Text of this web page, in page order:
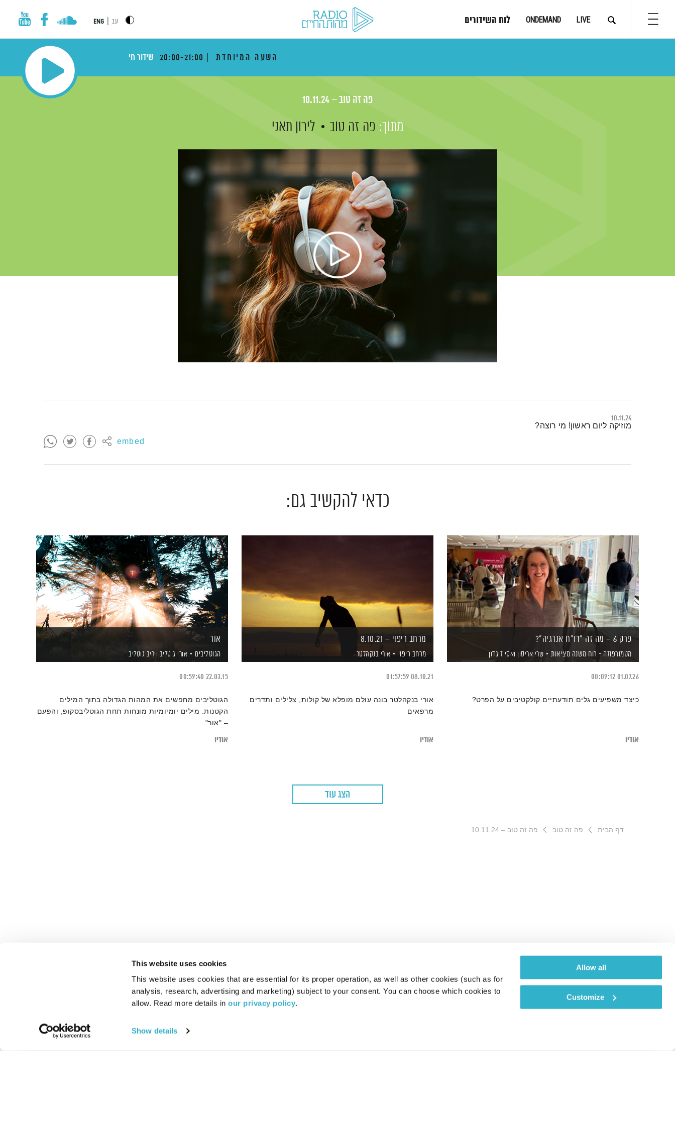
This website uses cookies
This website uses cookies that are essential for its proper operation, as well as other cookies (such as for
analysis, research, advertising and marketing) subject to your consent. You can choose which cookies to
allow. Read more details in our privacy policy.
Show details
Allow all
Customize
LIVE
ONDEMAND לוח השידורים עב ENG
השעה המיוחדת 20:00-21:00 שידור חי
פה זה טוב – 10.11.24
מתוך: פה זה טוב לירון תאני
10.11.24
embed
תמצית הפודקאסט
מוזיקה ליום ראשון! מי רוצה?
כדאי להקשיב גם:
פרק 6 – מה זה "דו"ח אנרגיה"?
מטמורפוזה - רוח משנה מציאות שרי אריסון ואסי זיגדון
01.07.26
00:09:12
כיצד משפיעים גלים תודעתיים קולקטיבים על הפרט?
אודיו
מרחב ריפוי – 8.10.21
מרחב ריפוי אורי בנקהלטר
08.10.21
01:57:59
אורי בנקהלטר בונה עולם מופלא של קולות, צלילים ותדרים
מרפאים
אודיו
אור
הגוטליבים אורי גוטליב ויריב גוטליב
22.03.15
00:59:40
הגוטליבים מחפשים את המהות הגדולה בתוך המילים
הקטנות. מילים יומיומיות מונחות תחת הגוטליבסקופ, והפעם
– "אור"
אודיו
הצג עוד
דף הבית פה זה טוב פה זה טוב – 10.11.24